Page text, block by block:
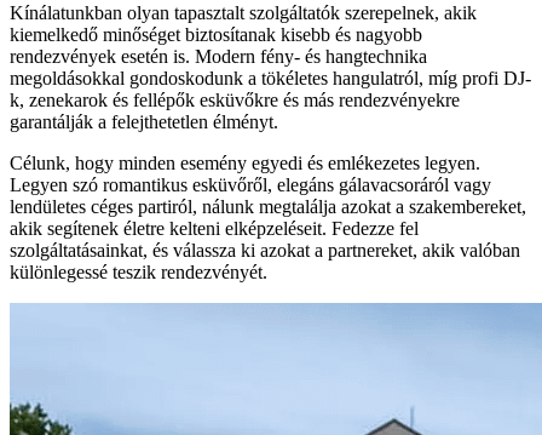
Kínálatunkban olyan tapasztalt szolgáltatók szerepelnek, akik
kiemelkedő minőséget biztosítanak kisebb és nagyobb
rendezvények esetén is. Modern fény- és hangtechnika
megoldásokkal gondoskodunk a tökéletes hangulatról, míg profi DJ-
k, zenekarok és fellépők esküvőkre és más rendezvényekre
garantálják a felejthetetlen élményt.
Célunk, hogy minden esemény egyedi és emlékezetes legyen.
Legyen szó romantikus esküvőről, elegáns gálavacsoráról vagy
lendületes céges partiról, nálunk megtalálja azokat a szakembereket,
akik segítenek életre kelteni elképzeléseit. Fedezze fel
szolgáltatásainkat, és válassza ki azokat a partnereket, akik valóban
különlegessé teszik rendezvényét.